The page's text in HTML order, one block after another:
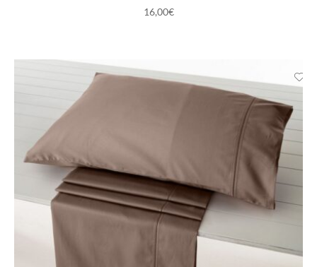
16,00€